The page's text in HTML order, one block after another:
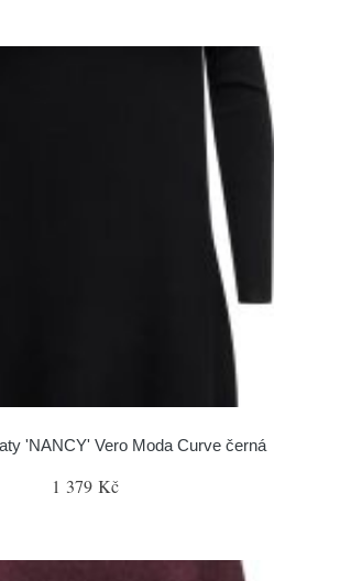
'NANCY' Vero Moda Curve černá
1 379 Kč